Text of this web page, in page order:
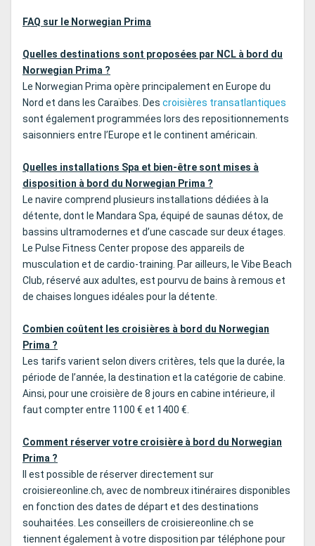
FAQ sur le Norwegian Prima
Quelles destinations sont proposées par NCL à bord du
Norwegian Prima ?
Le Norwegian Prima opère principalement en Europe du
Nord et dans les Caraïbes. Des croisières transatlantiques
sont également programmées lors des repositionnements
saisonniers entre l’Europe et le continent américain.
Quelles installations Spa et bien-être sont mises à
disposition à bord du Norwegian Prima ?
Le navire comprend plusieurs installations dédiées à la
détente, dont le Mandara Spa, équipé de saunas détox, de
bassins ultramodernes et d’une cascade sur deux étages.
Le Pulse Fitness Center propose des appareils de
musculation et de cardio-training. Par ailleurs, le Vibe Beach
Club, réservé aux adultes, est pourvu de bains à remous et
de chaises longues idéales pour la détente.
Combien coûtent les croisières à bord du Norwegian
Prima ?
Les tarifs varient selon divers critères, tels que la durée, la
période de l’année, la destination et la catégorie de cabine.
Ainsi, pour une croisière de 8 jours en cabine intérieure, il
faut compter entre 1100 € et 1400 €.
Comment réserver votre croisière à bord du Norwegian
Prima ?
Il est possible de réserver directement sur
croisiereonline.ch, avec de nombreux itinéraires disponibles
en fonction des dates de départ et des destinations
souhaitées. Les conseillers de croisiereonline.ch se
tiennent également à votre disposition par téléphone pour